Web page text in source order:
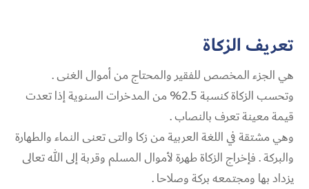
تعريف الزكاة
هي الجزء المخصص للفقير والمحتاج من أموال الغنى .
وتحسب الزكاة كنسبة 2.5% من المدخرات السنوية إذا تعدت
قيمة معينة تعرف بالنصاب .
وهي مشتقة في اللغة العربية من زكا والتى تعنى النماء والطهارة
والبركة . فإخراج الزكاة طهرة لأموال المسلم وقربة إلى الله تعالى
يزداد بها ومجتمعه بركة وصلاحا .